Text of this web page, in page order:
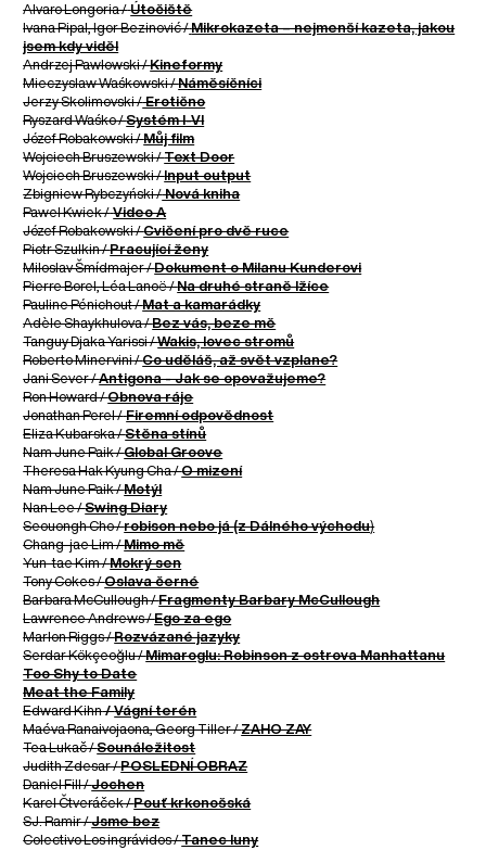
Alvaro Longoria / Útočiště
Ivana Pipal, Igor Bezinović /Mikrokazeta – nejmenší kazeta, jakou
jsem kdy viděl
Andrzej Pawlowski /Kineformy
Mieczyslaw Waśkowski /Náměsíčníci
Jerzy Skolimovski /Erotično
Ryszard Waśko /Systém I-VI
Józef Robakowski /Můj film
Wojciech Bruszewski /Text Door
Wojciech Bruszewski /Input output
Zbigniew Rybczyński /Nová kniha
Pawel Kwiek / Video A
Józef Robakowski /Cvičení pro dvě ruce
Piotr Szulkin /Pracující ženy
Miloslav Šmídmajer /Dokument o Milanu Kunderovi
Pierre Borel, Léa Lanoë /Na druhé straně lžíce
Pauline Pénichout /Mat a kamarádky
Adèle Shaykhulova /Bez vás, beze mě
Tanguy Djaka Yarissi /Wakis, lovec stromů
Roberto Minervini /Co uděláš, až svět vzplane?
Jani Sever /Antigona - Jak se opovažujeme?
Ron Howard /Obnova ráje
Jonathan Perel / Firemní odpovědnost
Eliza Kubarska /Stěna stínů
Nam June Paik /Global Groove
Theresa Hak Kyung Cha /O mizení
Nam June Paik /Motýl
Nan Lee /Swing Diary
Seouongh Cho /robison nebo já (z Dálného východu)
Chang-jae Lim /Mimo mě
Yun-tae Kim /Mokrý sen
Tony Cokes /Oslava černé
Barbara McCullough /Fragmenty Barbary McCullough
Lawrence Andrews /Ego za ego
Marlon Riggs /Rozvázané jazyky
Serdar Kökçeoğlu /Mimaroglu: Robinson z ostrova Manhattanu
Too Shy to Date
Meat the Family
Edward Kihn/Vágní terén
Maéva Ranaivojaona, Georg Tiller /ZAHO ZAY
Tea Lukač /Sounáležitost
Judith Zdesar /POSLEDNÍ OBRAZ
Daniel Fill /Jochen
Karel Čtveráček /Pouť krkonošská
SJ. Ramir /Jsme bez
Colectivo Los ingrávidos /Tanec luny